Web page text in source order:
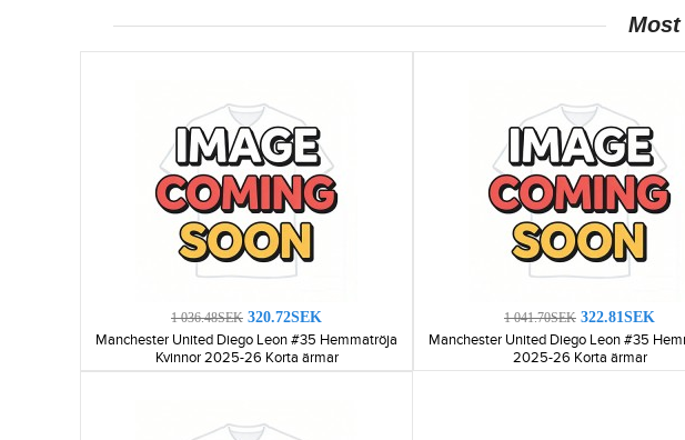
Most
1 036.48SEK 320.72SEK
Manchester United Diego Leon #35 Hemmatröja
Kvinnor 2025-26 Korta ärmar
1 041.70SEK 322.81SEK
Manchester United Diego Leon #35
2025-26 Korta ärmar